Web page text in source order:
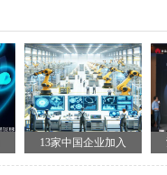
13家中国企业加入